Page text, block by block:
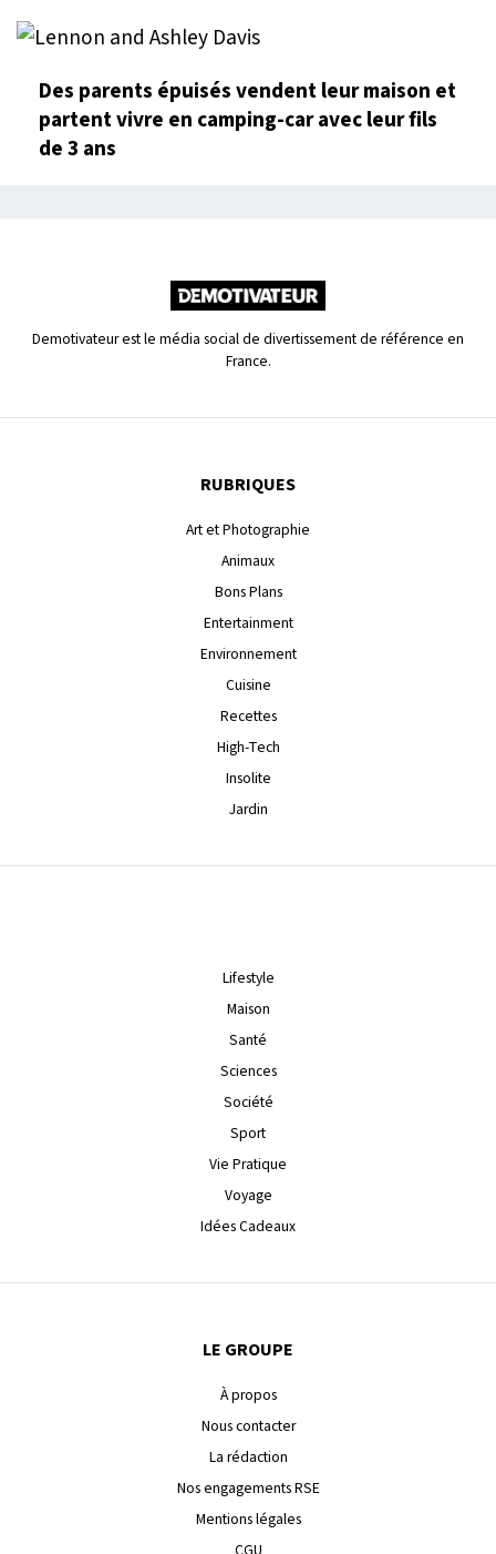
Des parents épuisés vendent leur maison et
partent vivre en camping-car avec leur fils
de 3 ans
Demotivateur est le média social de divertissement de référence en
France.
RUBRIQUES
Art et Photographie
Animaux
Bons Plans
Entertainment
Environnement
Cuisine
Recettes
High-Tech
Insolite
Jardin
Lifestyle
Maison
Santé
Sciences
Société
Sport
Vie Pratique
Voyage
Idées Cadeaux
LE GROUPE
À propos
Nous contacter
La rédaction
Nos engagements RSE
Mentions légales